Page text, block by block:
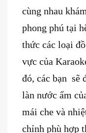
cùng nhau
phong phú tại
thức các loại
vực của
đó, các bạn sẽ
làn nước ấm
mái che và
chỉnh phù hợp